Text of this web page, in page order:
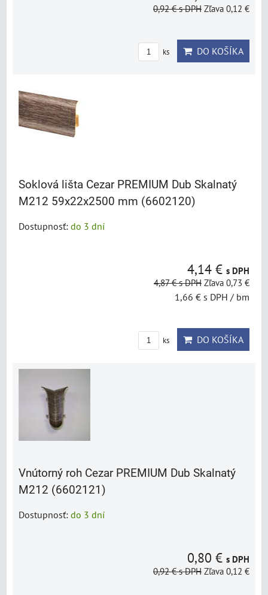
0,92 €s DPH Zľava 0,12 €
ks DO KOŠÍKA
Soklová lišta Cezar PREMIUM Dub Skalnatý
M212 59x22x2500 mm (6602120)
Dostupnosť: do 3 dní
4,14 € s DPH
4,87 €s DPH Zľava 0,73 €
1,66 € s DPH / bm
ks DO KOŠÍKA
Vnútorný roh Cezar PREMIUM Dub Skalnatý
M212 (6602121)
Dostupnosť: do 3 dní
0,80 € s DPH
0,92 €s DPH Zľava 0,12 €